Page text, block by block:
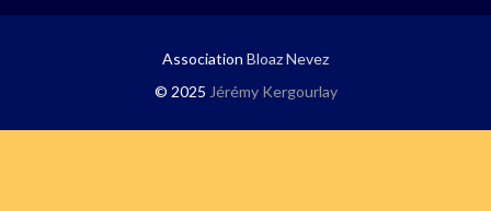
Association Bloaz Nevez
© 2025 Jérémy Kergourlay